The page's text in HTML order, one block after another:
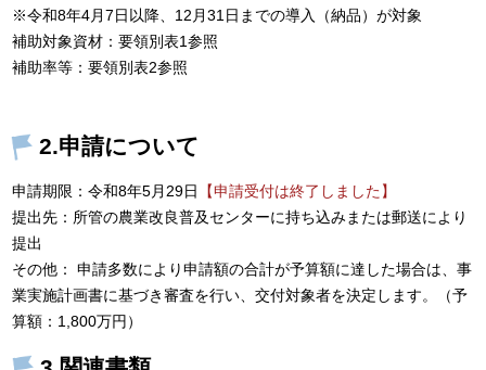
※令和8年4月7日以降、12月31日までの導入（納品）が対象
補助対象資材：要領別表1参照
補助率等：要領別表2参照
2.申請について
申請期限：令和8年5月29日
【申請受付は終了しました】
提出先：所管の農業改良普及センターに持ち込みまたは郵送により
提出
その他： 申請多数により申請額の合計が予算額に達した場合は、事
業実施計画書に基づき審査を行い、交付対象者を決定します。（予
算額：1,800万円）